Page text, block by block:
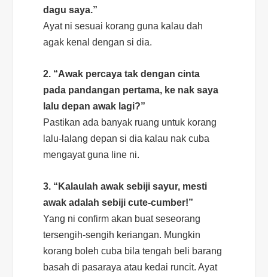
dagu saya.”
Ayat ni sesuai korang guna kalau dah
agak kenal dengan si dia.
2. “Awak percaya tak dengan cinta
pada pandangan pertama, ke nak saya
lalu depan awak lagi?”
Pastikan ada banyak ruang untuk korang
lalu-lalang depan si dia kalau nak cuba
mengayat guna line ni.
3. “Kalaulah awak sebiji sayur, mesti
awak adalah sebijicute-cumber!”
Yang niconfirm akan buat seseorang
tersengih-sengih keriangan. Mungkin
korang boleh cuba bila tengah beli barang
basah di pasaraya atau kedai runcit. Ayat